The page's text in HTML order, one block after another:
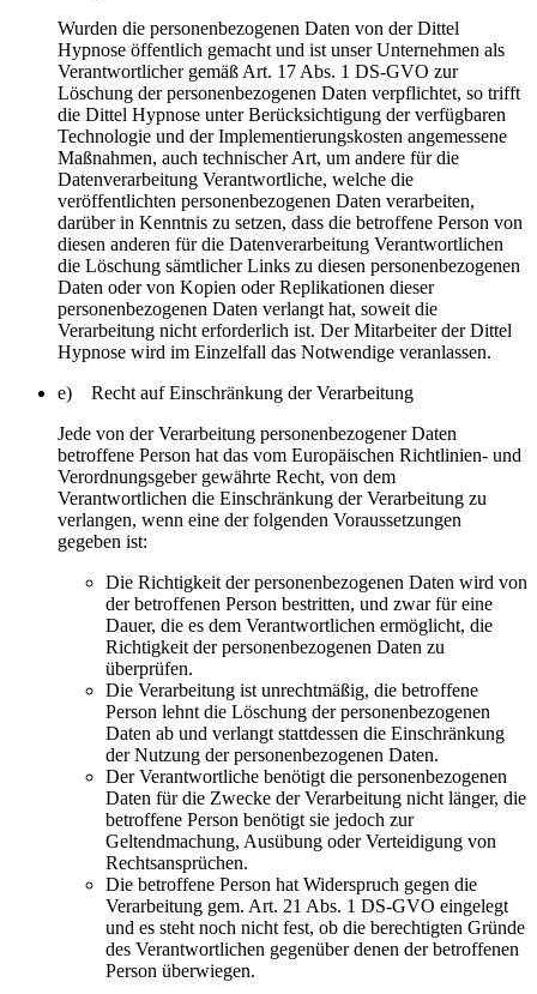
Wurden die personenbezogenen Daten von der Dittel
Hypnose öffentlich gemacht und ist unser Unternehmen als
Verantwortlicher gemäß Art. 17 Abs. 1 DS-GVO zur
Löschung der personenbezogenen Daten verpflichtet, so trifft
die Dittel Hypnose unter Berücksichtigung der verfügbaren
Technologie und der Implementierungskosten angemessene
Maßnahmen, auch technischer Art, um andere für die
Datenverarbeitung Verantwortliche, welche die
veröffentlichten personenbezogenen Daten verarbeiten,
darüber in Kenntnis zu setzen, dass die betroffene Person von
diesen anderen für die Datenverarbeitung Verantwortlichen
die Löschung sämtlicher Links zu diesen personenbezogenen
Daten oder von Kopien oder Replikationen dieser
personenbezogenen Daten verlangt hat, soweit die
Verarbeitung nicht erforderlich ist. Der Mitarbeiter der Dittel
Hypnose wird im Einzelfall das Notwendige veranlassen.
e) Recht auf Einschränkung der Verarbeitung
Jede von der Verarbeitung personenbezogener Daten
betroffene Person hat das vom Europäischen Richtlinien- und
Verordnungsgeber gewährte Recht, von dem
Verantwortlichen die Einschränkung der Verarbeitung zu
verlangen, wenn eine der folgenden Voraussetzungen
gegeben ist:
Die Richtigkeit der personenbezogenen Daten wird von
der betroffenen Person bestritten, und zwar für eine
Dauer, die es dem Verantwortlichen ermöglicht, die
Richtigkeit der personenbezogenen Daten zu
überprüfen.
Die Verarbeitung ist unrechtmäßig, die betroffene
Person lehnt die Löschung der personenbezogenen
Daten ab und verlangt stattdessen die Einschränkung
der Nutzung der personenbezogenen Daten.
Der Verantwortliche benötigt die personenbezogenen
Daten für die Zwecke der Verarbeitung nicht länger, die
betroffene Person benötigt sie jedoch zur
Geltendmachung, Ausübung oder Verteidigung von
Rechtsansprüchen.
Die betroffene Person hat Widerspruch gegen die
Verarbeitung gem. Art. 21 Abs. 1 DS-GVO eingelegt
und es steht noch nicht fest, ob die berechtigten Gründe
des Verantwortlichen gegenüber denen der betroffenen
Person überwiegen.